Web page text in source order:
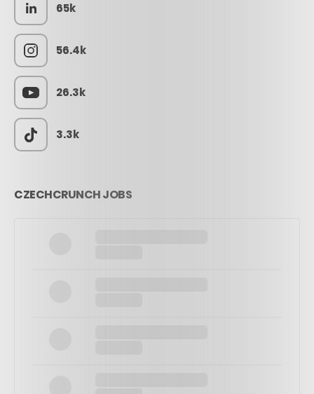
65k
56.4k
26.3k
3.3k
CZECHCRUNCH JOBS